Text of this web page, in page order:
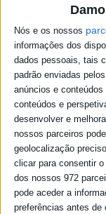
Nós e os nossos
informações dos
dados pessoais, tais
padrão enviadas
anúncios e
conteúdos e
desenvolver e
nossos parceiros
geolocalização
clicar para consentir
dos nossos 972
pode aceder a
preferências antes de